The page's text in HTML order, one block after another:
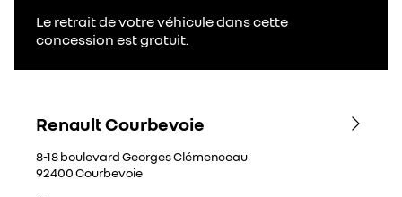
Le retrait de votre véhicule dans cette
concession est gratuit.
Renault Courbevoie
8-18 boulevard Georges Clémenceau
92400Courbevoie